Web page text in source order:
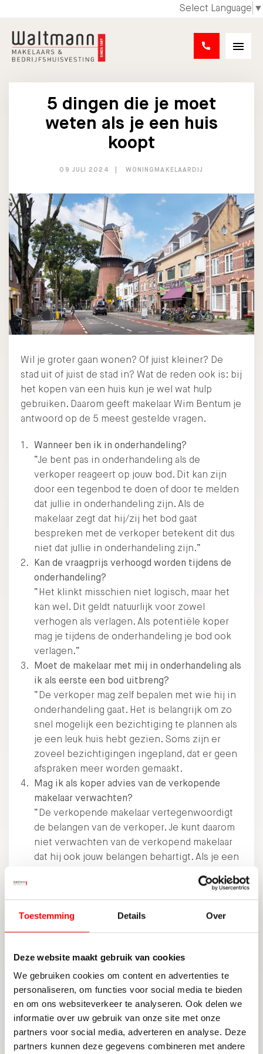
Toestemming Details Over
Deze website maakt gebruik van cookies
We gebruiken cookies om content en advertenties te
personaliseren, om functies voor social media te bieden
en om ons websiteverkeer te analyseren. Ook delen we
informatie over uw gebruik van onze site met onze
partners voor social media, adverteren en analyse. Deze
partners kunnen deze gegevens combineren met andere
Select Language ▼
5 dingen die je moet
weten als je een huis
koopt
09 JULI 2024 WONINGMAKELAARDIJ
Wil je groter gaan wonen? Of juist kleiner? De
stad uit of juist de stad in? Wat de reden ook is: bij
het kopen van een huis kun je wel wat hulp
gebruiken. Daarom geeft makelaar Wim Bentum je
antwoord op de 5 meest gestelde vragen.
Wanneer ben ik in onderhandeling?
“Je bent pas in onderhandeling als de
verkoper reageert op jouw bod. Dit kan zijn
door een tegenbod te doen of door te melden
dat jullie in onderhandeling zijn. Als de
makelaar zegt dat hij/zij het bod gaat
bespreken met de verkoper betekent dit dus
niet dat jullie in onderhandeling zijn.”
Kan de vraagprijs verhoogd worden tijdens de
onderhandeling?
“Het klinkt misschien niet logisch, maar het
kan wel. Dit geldt natuurlijk voor zowel
verhogen als verlagen. Als potentiële koper
mag je tijdens de onderhandeling je bod ook
verlagen.”
Moet de makelaar met mij in onderhandeling als
ik als eerste een bod uitbreng?
“De verkoper mag zelf bepalen met wie hij in
onderhandeling gaat. Het is belangrijk om zo
snel mogelijk een bezichtiging te plannen als
je een leuk huis hebt gezien. Soms zijn er
zoveel bezichtigingen ingepland, dat er geen
afspraken meer worden gemaakt.
Mag ik als koper advies van de verkopende
makelaar verwachten?
“De verkopende makelaarvertegenwoordigt
de belangen van de verkoper. Je kunt daarom
niet verwachten van de verkopend makelaar
dat hij ook jouw belangen behartigt. Als je een
Hoe komt de koop tot stand?
“Als de verkoper en koper het eens zijn over
zaken zoals de prijs, de leveringsdatum en de
deze afspraken vast in een koopcontract. Je
hebt als koper na het tekenen van het
koopcontract nog drie dagen bedenktijd.”
Wil je op huizenjacht gaan, dan is het handig een
aankoopmakelaar in te schakelen. Die ziet als
eerste het aanbod, weet precies waar je op moet